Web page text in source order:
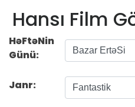
Hansı Film
HəFtəNin
Günü:
Janr: